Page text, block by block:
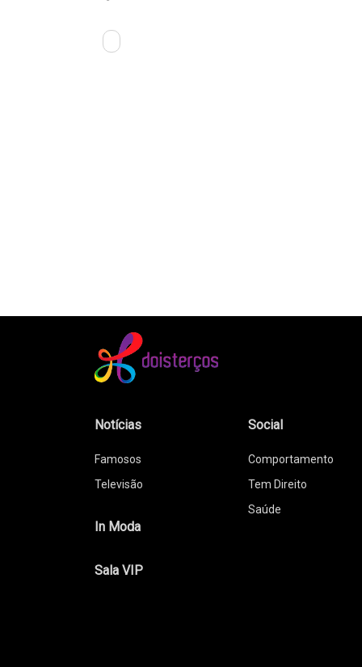
Notícias
Famosos
Televisão
In Moda
Sala VIP
Social
Comportamento
Tem Direito
Saúde